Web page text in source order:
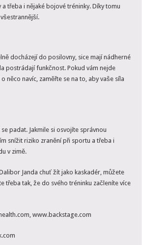
a třeba i nějaké bojové tréninky. Díky tomu
docházejí do posilovny, sice mají nádherné
postrádají funkčnost. Pokud vám nejde
něco navíc, zaměřte se na to, aby vaše síla
padat. Jakmile si osvojíte správnou
snížit riziko zranění při sportu a třeba i
v zimě.
Janda chuť žít jako kaskadér, můžete
třeba tak, že do svého tréninku začleníte více
www.backstage.com